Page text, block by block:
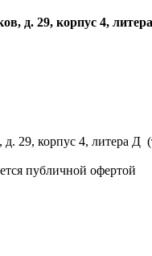
д. 29, корпус 4,
д. 29, корпус 4, литера
публичной офертой